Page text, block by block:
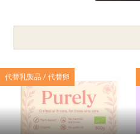
代替乳製品 / 代替卵